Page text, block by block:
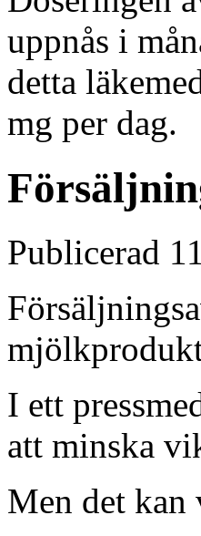
uppnås i
detta
mg per dag.
Publicerad
I ett
att minska
Men det kan